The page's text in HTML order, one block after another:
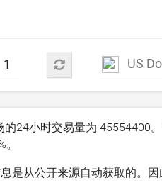
US
的24小时交易量为 45554400
。
是从公开来源自动获取的。